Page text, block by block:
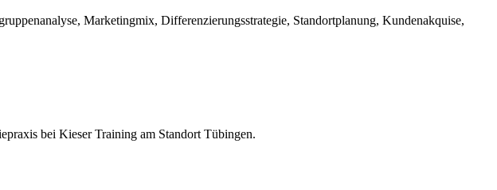
Marketingmix, Differenzierungsstrategie, Standortplanung, Kundenakquise,
bei Kieser Training am Standort Tübingen.